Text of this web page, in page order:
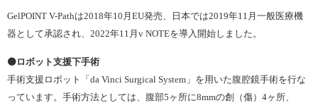
GelPOINT V-Pathは2018年10月EU発売、日本では2019年11月一般医療機
器として承認され、2022年11月v NOTEを導入開始しました。
⚫️ロボット支援下手術
手術支援ロボット「da Vinci Surgical System」を用いた腹腔鏡手術を行な
っています。手術方法としては、腹部5ヶ所に8mmの創（傷）4ヶ所、